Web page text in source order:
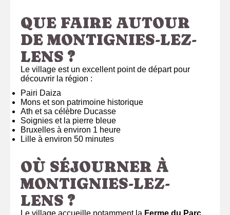
QUE FAIRE AUTOUR
DE MONTIGNIES-LEZ-
LENS ?
Le village est un excellent point de départ pour
découvrir la région :
Pairi Daiza
Mons et son patrimoine historique
Ath et sa célèbre Ducasse
Soignies et la pierre bleue
Bruxelles à environ 1 heure
Lille à environ 50 minutes
OÙ SÉJOURNER À
MONTIGNIES-LEZ-
LENS ?
Le village accueille notamment la Ferme du Parc,